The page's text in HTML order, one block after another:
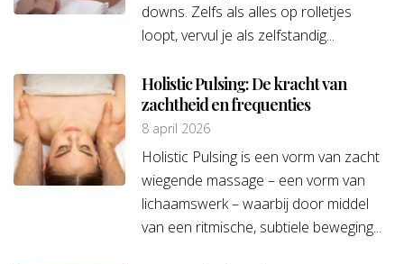
downs. Zelfs als alles op rolletjes
loopt, vervul je als zelfstandig...
Holistic Pulsing: De kracht van
zachtheid en frequenties
8 april 2026
Holistic Pulsing is een vorm van zacht
wiegende massage – een vorm van
lichaamswerk – waarbij door middel
van een ritmische, subtiele beweging...